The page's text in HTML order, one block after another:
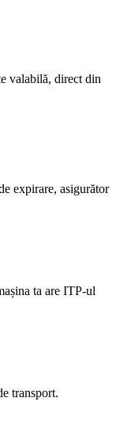
valabilă, direct din
expirare, asigurător
ta are ITP-ul
transport.